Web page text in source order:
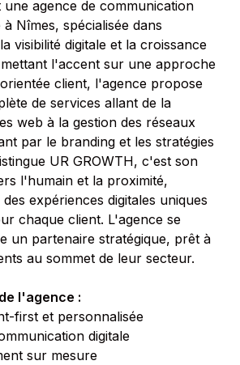
une agence de communication
Nîmes, spécialisée dans
visibilité digitale et la croissance
l'accent sur une approche
client, l'agence propose
de services allant de la
web à la gestion des réseaux
par le branding et les stratégies
UR GROWTH, c'est son
l'humain et la proximité,
expériences digitales uniques
chaque client. L'agence se
un partenaire stratégique, prêt à
au sommet de leur secteur.
l'agence :
first et personnalisée
digitale
sur mesure